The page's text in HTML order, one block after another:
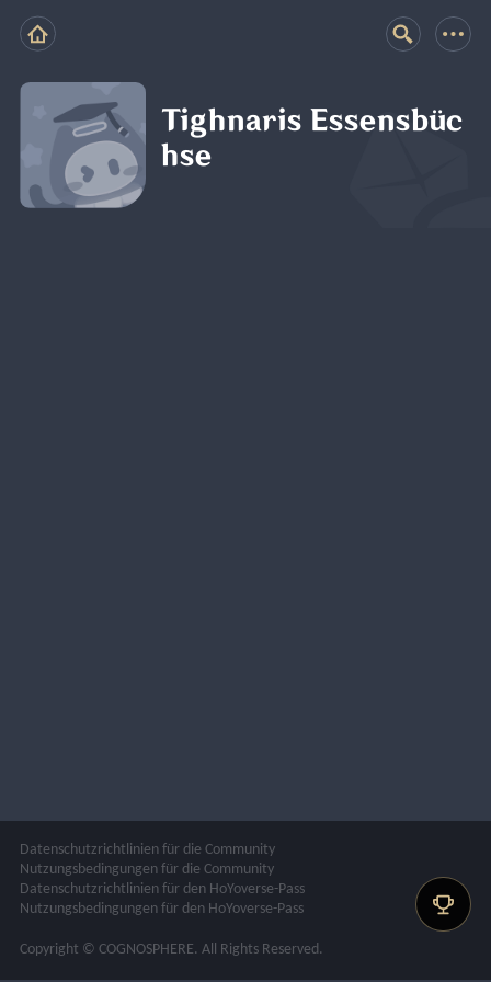
Tighnaris Essensbüc
hse
Datenschutzrichtlinien für die Community
Nutzungsbedingungen für die Community
Datenschutzrichtlinien für den HoYoverse-Pass
Nutzungsbedingungen für den HoYoverse-Pass
Copyright © COGNOSPHERE. All Rights Reserved.